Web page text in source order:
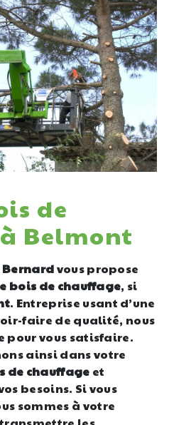
de
Belmont
Bernardvous propose
bois de chauffage, si
. Entreprise usant d’une
faire de qualité, nous
pour vous satisfaire.
ainsi dans votre
de chauffage et
besoins. Si vous
sommes à votre